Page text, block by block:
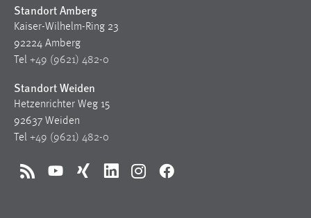
Standort Amberg
Kaiser-Wilhelm-Ring 23
92224 Amberg
Tel +49 (9621) 482-0
Standort Weiden
Hetzenrichter Weg 15
92637 Weiden
Tel +49 (9621) 482-0
RSS YouTubeXing LinkedInInstagramFacebook
Einverständnis
Name:
Zweck:
Dieser Cookie speichert die ausgewählten Einverständnis-
Optionen des Benutzers
1 Jahr